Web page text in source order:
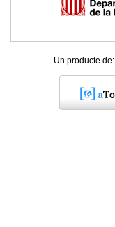
Un producte de: